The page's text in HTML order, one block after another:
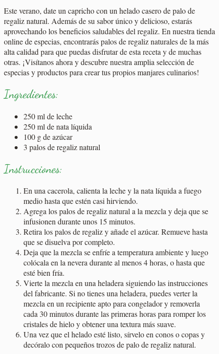
Este verano, date un capricho con un helado casero de palo de
regaliz natural. Además de su sabor único y delicioso, estarás
aprovechando los beneficios saludables del regaliz. En nuestra tienda
online de especias, encontrarás palos de regaliz naturales de la más
alta calidad para que puedas disfrutar de esta receta y de muchas
otras. ¡Visítanos ahora y descubre nuestra amplia selección de
especias y productos para crear tus propios manjares culinarios!
Ingredientes:
250 ml de leche
250 ml de nata líquida
100 g de azúcar
3 palos de regaliz natural
Instrucciones:
En una cacerola, calienta la leche y la nata líquida a fuego
medio hasta que estén casi hirviendo.
Agrega los palos de regaliz natural a la mezcla y deja que se
infusionen durante unos 15 minutos.
Retira los palos de regaliz y añade el azúcar. Remueve hasta
que se disuelva por completo.
Deja que la mezcla se enfríe a temperatura ambiente y luego
colócala en la nevera durante al menos 4 horas, o hasta que
esté bien fría.
Vierte la mezcla en una heladera siguiendo las instrucciones
del fabricante. Si no tienes una heladera, puedes verter la
mezcla en un recipiente apto para congelador y removerla
cada 30 minutos durante las primeras horas para romper los
cristales de hielo y obtener una textura más suave.
Una vez que el helado esté listo, sírvelo en conos o copas y
decóralo con pequeños trozos de palo de regaliz natural.